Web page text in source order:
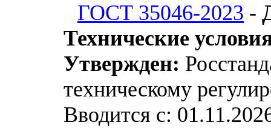
ГОСТ 35046-2023 -
Технические
Утвержден:
техническому
Вводится с: